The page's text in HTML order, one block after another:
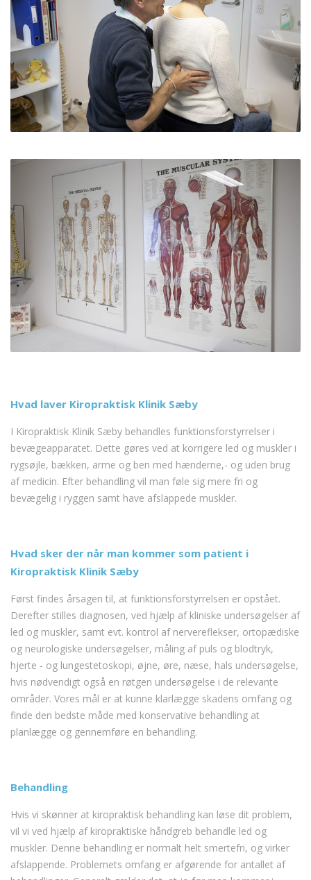
Hvad laver Kiropraktisk Klinik Sæby
I Kiropraktisk Klinik Sæby behandles funktionsforstyrrelser i
bevægeapparatet. Dette gøres ved at korrigere led og muskler i
rygsøjle, bækken, arme og ben med hænderne,- og uden brug
af medicin. Efter behandling vil man føle sig mere fri og
bevægelig i ryggen samt have afslappede muskler.
Hvad sker der når man kommer som patient i
Kiropraktisk Klinik Sæby
Først findes årsagen til, at funktionsforstyrrelsen er opstået.
Derefter stilles diagnosen, ved hjælp af kliniske undersøgelser af
led og muskler, samt evt. kontrol af nervereflekser, ortopædiske
og neurologiske undersøgelser, måling af puls og blodtryk,
hjerte - og lungestetoskopi, øjne, øre, næse, hals undersøgelse,
hvis nødvendigt også en røtgen undersøgelse i de relevante
områder. Vores mål er at kunne klarlægge skadens omfang og
finde den bedste måde med konservative behandling at
planlægge og gennemføre en behandling.
Behandling
Hvis vi skønner at kiropraktisk behandling kan løse dit problem,
vil vi ved hjælp af kiropraktiske håndgreb behandle led og
muskler. Denne behandling er normalt helt smertefri, og virker
afslappende. Problemets omfang er afgørende for antallet af